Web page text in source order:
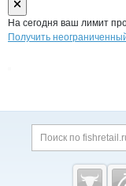
На сегодня ваш лимит
Получить